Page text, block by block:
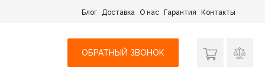
Блог Доставка О нас Гарантия Контакты
ОБРАТНЫЙ ЗВОНОК